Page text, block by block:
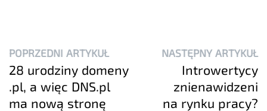
POPRZEDNI ARTYKUŁ
28 urodziny domeny
.pl, a więc DNS.pl
ma nową stronę
NASTĘPNY ARTYKUŁ
Introwertycy
znienawidzeni
na rynku pracy?